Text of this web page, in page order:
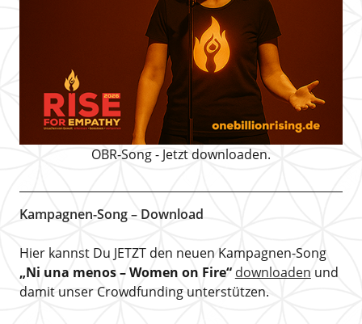
OBR-Song - Jetzt downloaden.
Kampagnen-Song – Download
Hier kannst Du JETZT den neuen Kampagnen-Song
„Ni una menos – Women on Fire“ downloaden und
damit unser Crowdfunding unterstützen.